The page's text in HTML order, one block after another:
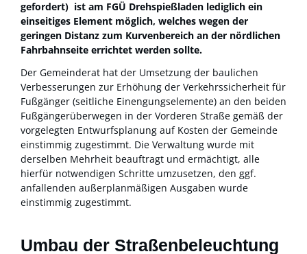
gefordert) ist am FGÜ Drehspießladen lediglich ein
einseitiges Element möglich, welches wegen der
geringen Distanz zum Kurvenbereich an der nördlichen
Fahrbahnseite errichtet werden sollte.
Der Gemeinderat hat der Umsetzung der baulichen
Verbesserungen zur Erhöhung der Verkehrssicherheit für
Fußgänger (seitliche Einengungselemente) an den beiden
Fußgängerüberwegen in der Vorderen Straße gemäß der
vorgelegten Entwurfsplanung auf Kosten der Gemeinde
einstimmig zugestimmt. Die Verwaltung wurde mit
derselben Mehrheit beauftragt und ermächtigt, alle
hierfür notwendigen Schritte umzusetzen, den ggf.
anfallenden außerplanmäßigen Ausgaben wurde
einstimmig zugestimmt.
Umbau der Straßenbeleuchtung